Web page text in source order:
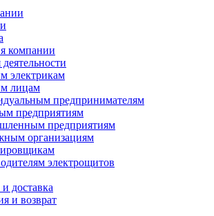
компании
электрикам
лицам
предпринимателям
предприятиям
предприятиям
организациям
электрощитов
доставка
и возврат